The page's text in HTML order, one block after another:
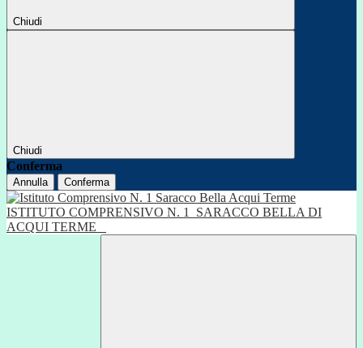
Chiudi
Chiudi
Conferma
Annulla Conferma
ISTITUTO COMPRENSIVO N. 1
SARACCO BELLA DI
ACQUI TERME